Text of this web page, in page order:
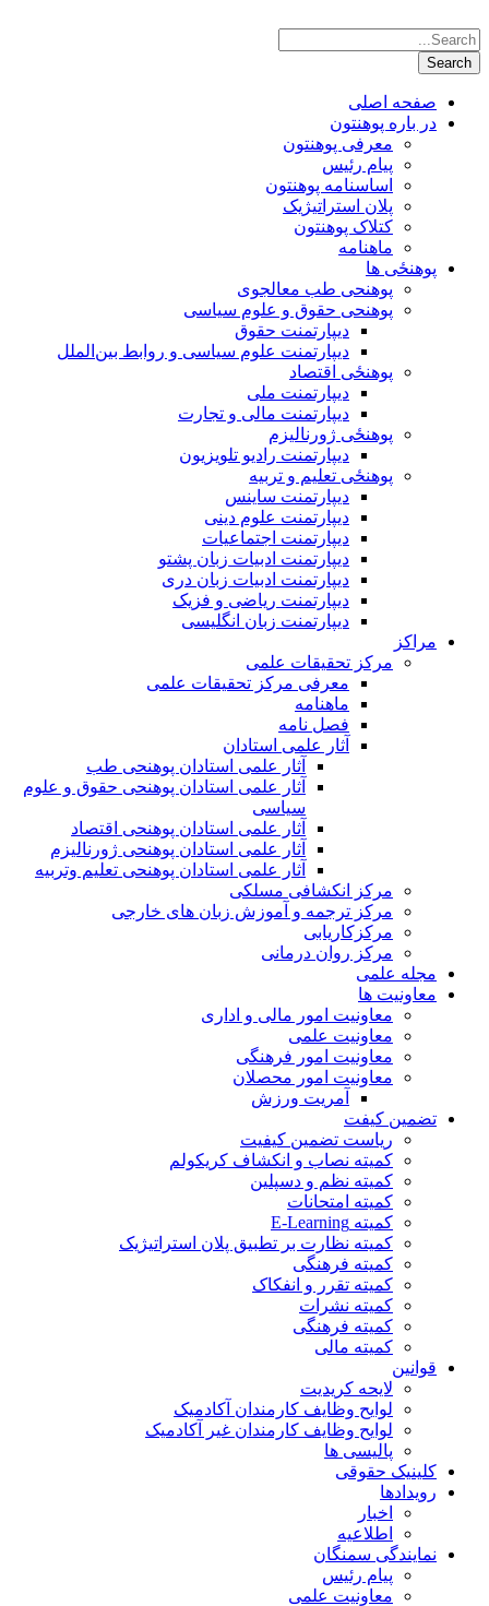
صفحه اصلی
در باره پوهنتون
معرفی پوهنتون
پیام رئیس
اساسنامه پوهنتون
پلان استراتیژیک
کتلاک پوهنتون
ماهنامه
پوهنځی ها
پوهنحی طب معالجوی
پوهنحی حقوق و علوم سیاسی
دیپارتمنت حقوق
دیپارتمنت علوم سیاسی و روابط بین‌الملل
پوهنځی اقتصاد
دیپارتمنت ملی
دیپارتمنت مالی و تجارت
پوهنځی ژورنالیزم
دیپارتمنت رادیو تلویزیون
پوهنځی تعلیم و تربیه
دیپارتمنت ساینس
دیپارتمنت علوم دینی
دیپارتمنت اجتماعیات
دیپارتمنت ادبیات زبان پشتو
دیپارتمنت ادبیات زبان دری
دیپارتمنت ریاضی و فزیک
دیپارتمنت زبان انگلیسی
مراکز
مرکز تحقیقات علمی
معرفی مرکز تحقیقات علمی
ماهنامه
فصل نامه
آثار علمی استادان
آثار علمی استادان پوهنحی طب
آثار علمی استادان پوهنحی حقوق و علوم
سیاسی
آثار علمی استادان پوهنحی اقتصاد
آثار علمی استادان پوهنحی ژورنالیزم
آثار علمی استادان پوهنحی تعلیم وتربیه
مرکز انکشافی مسلکی
مرکز ترجمه و آموزش زبان های خارجی
مرکزکاریابی
مرکز روان درمانی
مجله علمی
معاونیت ها
معاونیت امور مالی و اداری
معاونیت علمی
معاونیت امور فرهنگی
معاونیت امور محصلان
آمریت ورزش
تضمین کیفت
ریاست تضمین کیفیت
کمیته نصاب و انکشاف کریکولم
کمیته نظم و دسپلین
کمیته امتحانات
کمیته E-Learning
کمیته نظارت بر تطبیق پلان استراتیژیک
کمیته فرهنگی
کمیته تقرر و انفکاک
کمیته نشرات
کمیته فرهنگی
کمیته مالی
قوانین
لایحه کریدیت
لوایح وظایف کارمندان آکادمیک
لوایح وظایف کارمندان غیر آکادمیک
پالیسی ها
کلینیک حقوقی
رویدادها
اخبار
اطلاعیه
نمایندگی سمنگان
پیام رئیس
معاونیت علمی